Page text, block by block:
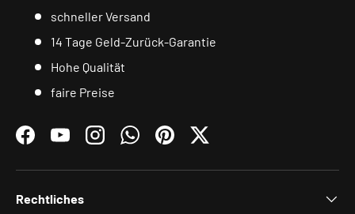
schneller Versand
14 Tage Geld-Zurück-Garantie
Hohe Qualität
faire Preise
FacebookYouTubeInstagramWhatsAppPinterestTwitter
Rechtliches